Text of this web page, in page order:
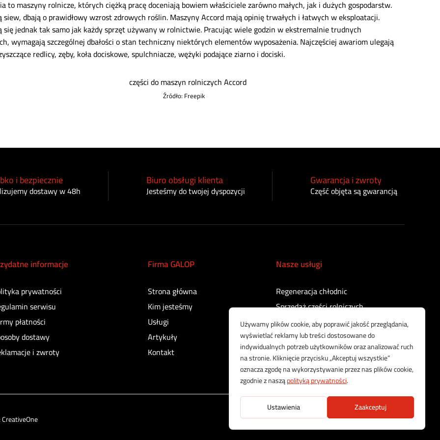
to maszyny rolnicze, których ciężką pracę doceniają bowiem właściciele zarówno małych, jak i dużych gospodarstw.
siew, dbają o prawidłowy wzrost zdrowych roślin. Maszyny Accord mają opinię trwałych i łatwych w eksploatacji.
się jednak tak samo jak każdy sprzęt używany w rolnictwie. Pracując wiele godzin w ekstremalnie trudnych
wymagają szczególnej dbałości o stan techniczny niektórych elementów wyposażenia. Najczęściej awariom ulegają
redlicy, zęby, koła dociskowe, spulchniacze, wężyki podające ziarno i dociski.
Źródło: Freepik
i bezpiecznie
dostawy w 48h
Biuro obsługi klienta
Jesteśmy do twojej dyspozycji
Gwarancja i zwroty
Część objęta są gwarancją
informacje
prywatności
serwisu
płatności
dostawy
i zwroty
Firma GALOP
Strona główna
Kim jesteśmy
Usługi
Artykuły
Kontakt
Nasze usługi
Regeneracja chłodnic
Sprzedaż części rolniczych
Regeneracja turbosprężarek
Regeneracja sprężarek powietrza
Kontrola i regeneracja wtryskiwaczy
CreativeOne Korzystamy z bezpiecznych płatności